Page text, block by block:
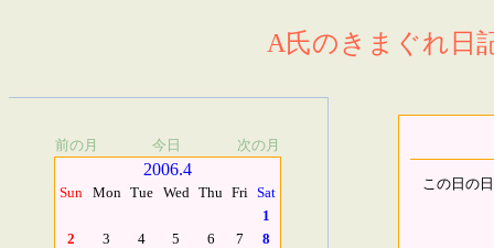
A氏のきまぐれ日
前の月 今日 次の月
2006.4
Sun Mon Tue Wed Thu Fri Sat
1
2
3 4 5 6 7
8
この日の